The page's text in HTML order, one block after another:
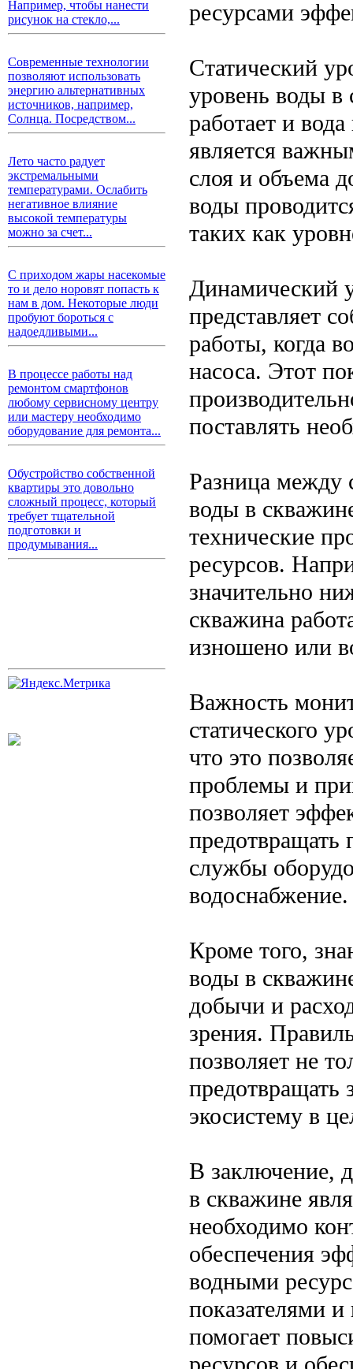
Например, чтобы нанести
рисунок на стекло,...
Современные технологии
позволяют использовать
энергию альтернативных
источников, например,
Солнца. Посредством...
Лето часто радует
экстремальными
температурами. Ослабить
негативное влияние
высокой температуры
можно за счет...
С приходом жары насекомые
то и дело норовят попасть к
нам в дом. Некоторые люди
пробуют бороться с
надоедливыми...
В процессе работы над
ремонтом смартфонов
любому сервисному центру
или мастеру необходимо
оборудование для ремонта...
Обустройство собственной
квартиры это довольно
сложный процесс, который
требует тщательной
подготовки и
продумывания...
ресурсами
Статический
уровень воды в
работает и
является
слоя и объема
воды
таких как
Динамический
представляет
работы, когда
насоса. Этот
поставлять
Разница между
воды в
технические
ресурсов.
значительно
скважина
изношено или
Важность
статического
что это
проблемы и
позволяет
предотвращать
службы
водоснабжение.
Кроме того,
воды в
добычи и
зрения.
позволяет не
предотвращать
экосистему в
В заключение,
в скважине
необходимо
обеспечения
водными
показателями
помогает